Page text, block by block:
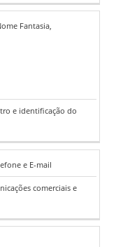
Fantasia,
e identificação do
e E-mail
comerciais e